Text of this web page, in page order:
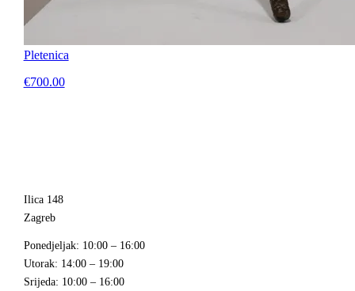
Pletenica
€700.00
Ilica 148
Zagreb
Ponedjeljak: 10:00 – 16:00
Utorak: 14:00 – 19:00
Srijeda: 10:00 – 16:00